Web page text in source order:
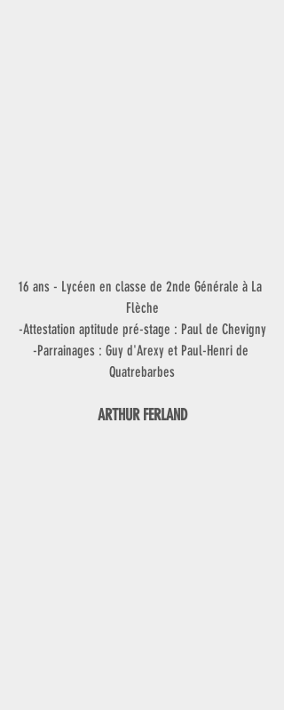
16 ans - Lycéen en classe de 2nde Générale à La
Flèche
-Attestation aptitude pré-stage : Paul de Chevigny
-Parrainages : Guy d'Arexy et Paul-Henri de
Quatrebarbes
ARTHUR FERLAND